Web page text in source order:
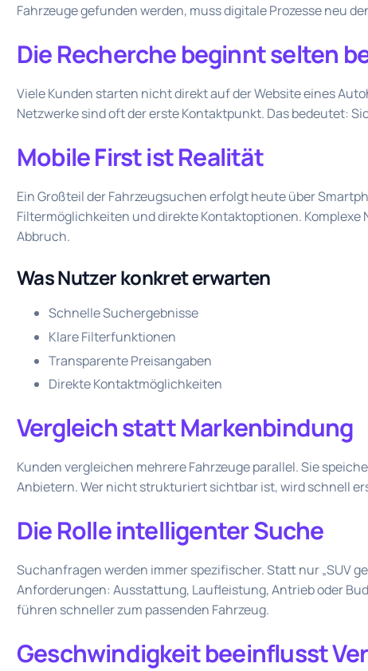
Fahrzeuge gefunden werden, muss digitale Prozesse neu
Die Recherche beginnt selten
Viele Kunden starten nicht direkt auf der Website eines
Netzwerke sind oft der erste Kontaktpunkt. Das bedeutet:
Mobile First ist Realität
Ein Großteil der Fahrzeugsuchen erfolgt heute über
Filtermöglichkeiten und direkte Kontaktoptionen.
Abbruch.
Was Nutzer konkret erwarten
Schnelle Suchergebnisse
Klare Filterfunktionen
Transparente Preisangaben
Direkte Kontaktmöglichkeiten
Vergleich statt Markenbindung
Kunden vergleichen mehrere Fahrzeuge parallel. Sie
Anbietern. Wer nicht strukturiert sichtbar ist, wird schnell
Die Rolle intelligenter Suche
Suchanfragen werden immer spezifischer. Statt nur „SUV
Anforderungen: Ausstattung, Laufleistung, Antrieb oder
führen schneller zum passenden Fahrzeug.
Geschwindigkeit beeinflusst